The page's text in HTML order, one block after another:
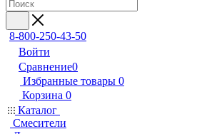
8-800-250-43-50
Войти
Сравнение0
Избранные товары 0
Корзина 0
Каталог
Смесители